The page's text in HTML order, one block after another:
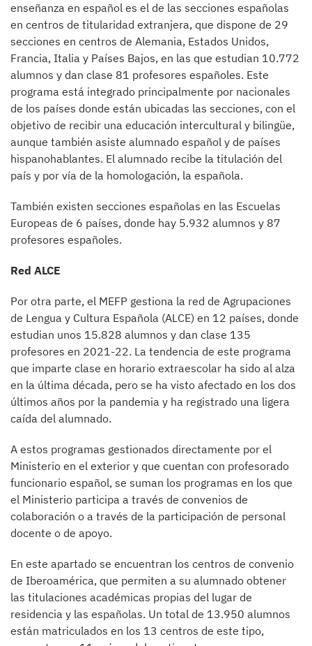
enseñanza en español es el de las secciones españolas
en centros de titularidad extranjera, que dispone de 29
secciones en centros de Alemania, Estados Unidos,
Francia, Italia y Países Bajos, en las que estudian 10.772
alumnos y dan clase 81 profesores españoles. Este
programa está integrado principalmente por nacionales
de los países donde están ubicadas las secciones, con el
objetivo de recibir una educación intercultural y bilingüe,
aunque también asiste alumnado español y de países
hispanohablantes. El alumnado recibe la titulación del
país y por vía de la homologación, la española.
También existen secciones españolas en las Escuelas
Europeas de 6 países, donde hay 5.932 alumnos y 87
profesores españoles.
Red ALCE
Por otra parte, el MEFP gestiona la red de Agrupaciones
de Lengua y Cultura Española (ALCE) en 12 países, donde
estudian unos 15.828 alumnos y dan clase 135
profesores en 2021-22. La tendencia de este programa
que imparte clase en horario extraescolar ha sido al alza
en la última década, pero se ha visto afectado en los dos
últimos años por la pandemia y ha registrado una ligera
caída del alumnado.
A estos programas gestionados directamente por el
Ministerio en el exterior y que cuentan con profesorado
funcionario español, se suman los programas en los que
el Ministerio participa a través de convenios de
colaboración o a través de la participación de personal
docente o de apoyo.
En este apartado se encuentran los centros de convenio
de Iberoamérica, que permiten a su alumnado obtener
las titulaciones académicas propias del lugar de
residencia y las españolas. Un total de 13.950 alumnos
están matriculados en los 13 centros de este tipo,